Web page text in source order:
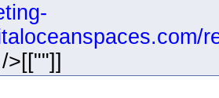
>[[""]]